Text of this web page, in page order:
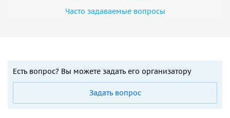
Часто задаваемые вопросы
Есть вопрос? Вы можете задать его организатору
Задать вопрос